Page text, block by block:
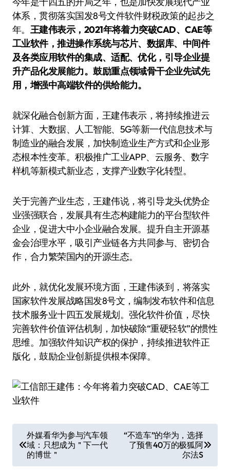
体系，贯彻落实国发8号文件软件财税政策的起步之
年。 王建伟表示，2021年将着力突破CAD、CAE等
工业软件，推进操作系统与芯片、数据库、中间件
及各类应用软件的集成、适配、优化，引导企业提
升产品化发展能力。鼓励重点领域骨干企业先试先
用，增强中高端软件的供给能力。
就深化融合创新方面，王建伟表示，将持续推进云
计算、大数据、人工智能、5G等新一代信息技术与
制造业的融合发展，加快制造业生产方式和企业形
态根本性变革。积极推广工业APP、云服务、数字
样机等新模式新业态，支撑产业数字化转型。
关于完善产业生态，王建伟说，将引导龙头优势企
业强强联合，发展具有生态构建能力的平台型软件
企业，促进大中小企业融合发展。提升自主开源基
金会治理水平，吸引产业链各方共同参与、密切合
作，合力繁荣国内的开源生态。
此外，就优化发展环境方面，王建伟谈到，将落实
国家软件发展战略国发8号文，编制发布软件和信息
技术服务业十四五发展规划。强化软件价值，尽快
完善软件价值评估机制，加快破除“重硬轻软”的惯性
思维。加强软件知识产权的保护，持续推进软件正
版化，鼓励企业创新提供根本保障。
章
导
外媒看华为参与汽车领
域：只想成为＂下一代
的博世＂
“不造车”的华为，选择
了预售40万的极狐阿
尔法S